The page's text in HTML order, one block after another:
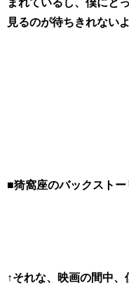
見るのが待ちきれないよ
■猗窩座のバックストー
↑それな、映画の間中、